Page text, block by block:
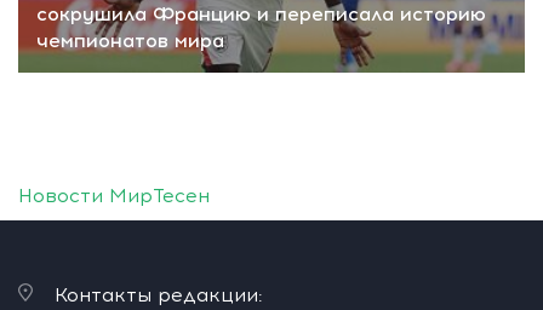
сокрушила Францию и переписала историю
чемпионатов мира
Новости МирТесен
Контакты редакции: